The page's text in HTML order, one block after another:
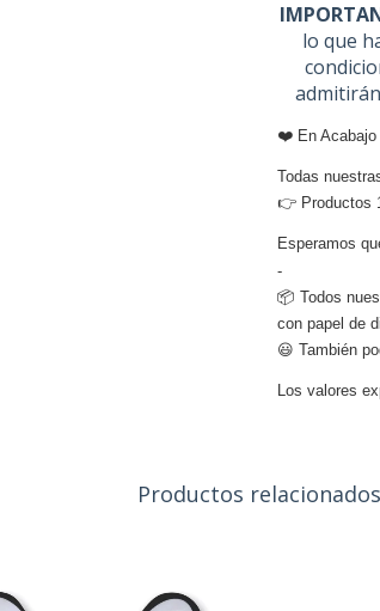
lo que
❤️ En Acabajo
Todas
👉 Productos
Esperamos
-
📦 Todos
con papel de
😃 También
Los valores
Productos relacionados